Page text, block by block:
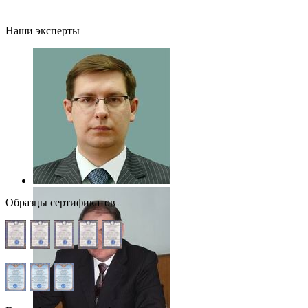
Наши эксперты
Образцы сертификатов